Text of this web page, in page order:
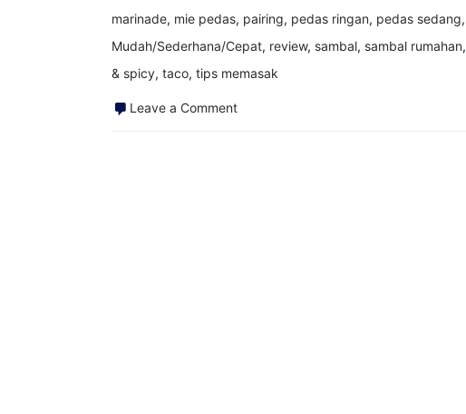
marinade, mie pedas, pairing, pedas ringan, pedas sedang,
Mudah/Sederhana/Cepat, review, sambal, sambal rumahan,
& spicy, taco, tips memasak
Leave a Commenton